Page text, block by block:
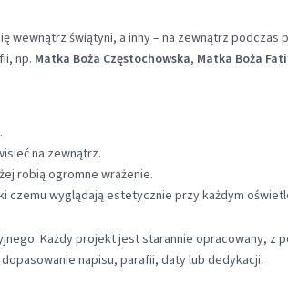
wewnątrz świątyni, a inny – na zewnątrz podczas
np. Matka Boża Częstochowska, Matka Boża
.
na zewnątrz.
robią ogromne wrażenie.
czemu wyglądają estetycznie przy każdym
Każdy projekt jest starannie opracowany, z
napisu, parafii, daty lub dedykacji.